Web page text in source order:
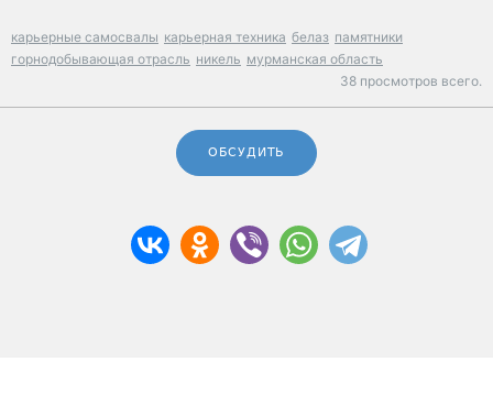
карьерные самосвалы карьерная техника белаз памятники
горнодобывающая отрасль никель мурманская область
38 просмотров всего.
ОБСУДИТЬ